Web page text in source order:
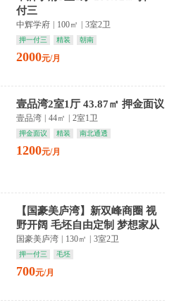
付三
中辉学府 100㎡ 3室2卫
押一付三 精装 朝南
2000元/月
壹品湾2室1厅 43.87㎡ 押金面议
壹品湾 | 44㎡ | 2室1卫
押金面议 精装 南北通透
1200元/月
【国豪美庐湾】新双峰商圈 视
野开阔 毛坯自由定制 梦想家从
这里启航
国豪美庐湾 130㎡ 3室2卫
押一付三 毛坯
700元/月